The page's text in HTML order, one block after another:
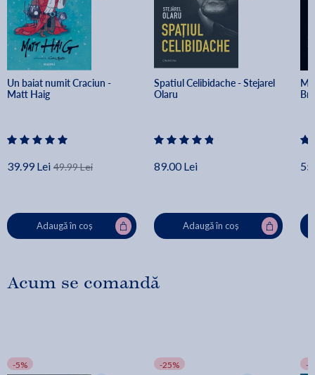
Un baiat numit Craciun -
Matt Haig
39.99 Lei 49.99 Lei
Adaugă în coș
Spatiul Celibidache - Stejarel
Olaru
89.00 Lei
Adaugă în coș
Acum se comandă
-5% -25% -